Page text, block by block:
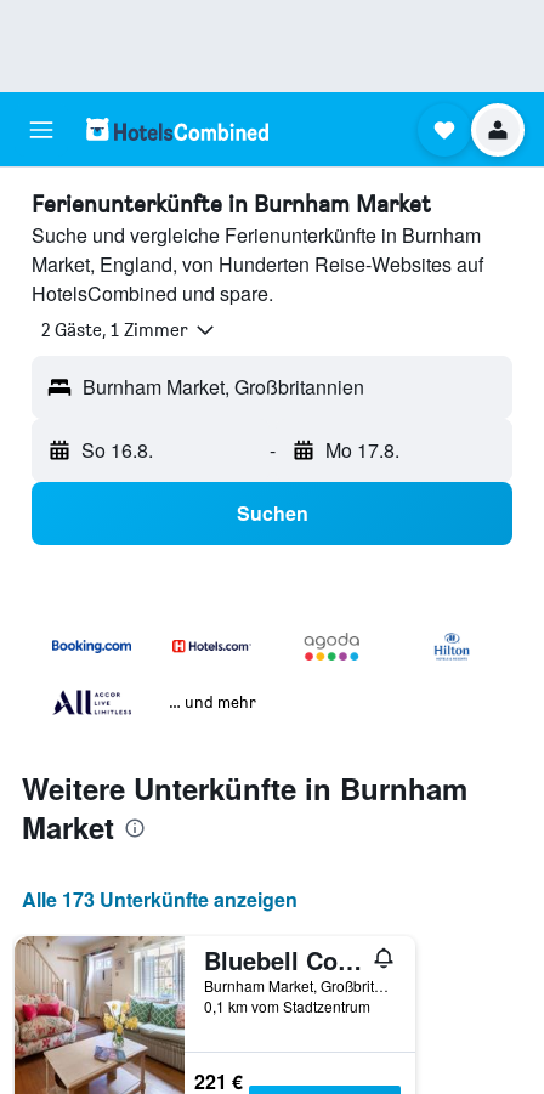
Ferienunterkünfte in Burnham Market
Suche und vergleiche Ferienunterkünfte in Burnham
Market, England, von Hunderten Reise-Websites auf
HotelsCombined und spare.
2 Gäste, 1 Zimmer
Burnham Market, Großbritannien
So 16.8. - Mo 17.8.
Suchen
… und mehr
Weitere Unterkünfte in Burnham
Market
Alle 173 Unterkünfte anzeigen
Bluebell Cottage - Norfolk Cottage Agency
Burnham Market, Großbritannien
0,1 km vom Stadtzentrum
221 €